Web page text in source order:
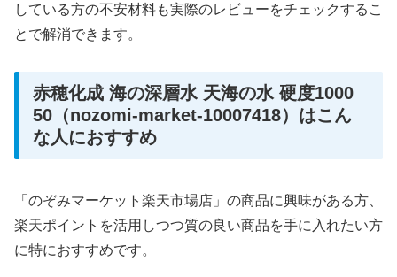
している方の不安材料も実際のレビューをチェックするこ
とで解消できます。
赤穂化成 海の深層水 天海の水 硬度1000
50（nozomi-market-10007418）はこん
な人におすすめ
「のぞみマーケット楽天市場店」の商品に興味がある方、
楽天ポイントを活用しつつ質の良い商品を手に入れたい方
に特におすすめです。